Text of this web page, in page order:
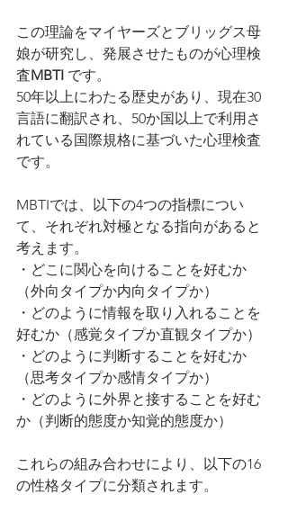
この理論をマイヤーズとブリッグス母
娘が研究し、発展させたものが心理検
査MBTI です。
50年以上にわたる歴史があり、現在30
言語に翻訳され、50か国以上で利用さ
れている国際規格に基づいた心理検査
です。
MBTIでは、以下の4つの指標につい
て、それぞれ対極となる指向があると
考えます。
・どこに関心を向けることを好むか
（外向タイプか内向タイプか）
・どのように情報を取り入れることを
好むか（感覚タイプか直観タイプか）
・どのように判断することを好むか
（思考タイプか感情タイプか）
・どのように外界と接することを好む
か（判断的態度か知覚的態度か）
これらの組み合わせにより、以下の16
の性格タイプに分類されます。